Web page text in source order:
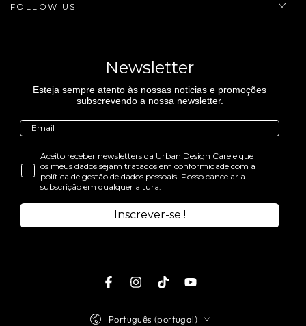
FOLLOW US
Newsletter
Esteja sempre atento às nossas noticias e promoções
subscrevendo a nossa newsletter.
Aceito receber newsletters da Urban Design Care e que
os meus dados sejam tratados em conformidade com a
política de gestão de dados pessoais. Posso cancelar a
subscrição em qualquer altura.
Inscrever-se !
FacebookInstagramTikTokYoutube
Português (portugal)